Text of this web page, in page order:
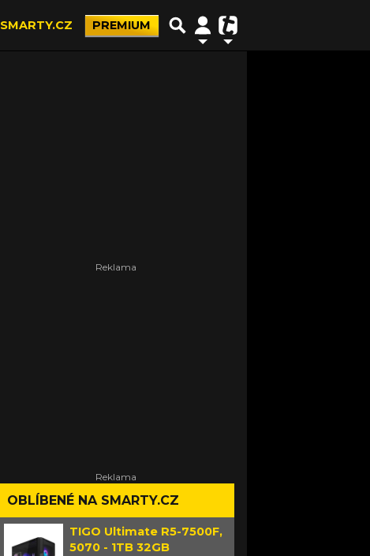
SMARTY.CZ PREMIUM
OBLÍBENÉ NA SMARTY.CZ
TIGO Ultimate R5-7500F,
5070 - 1TB 32GB